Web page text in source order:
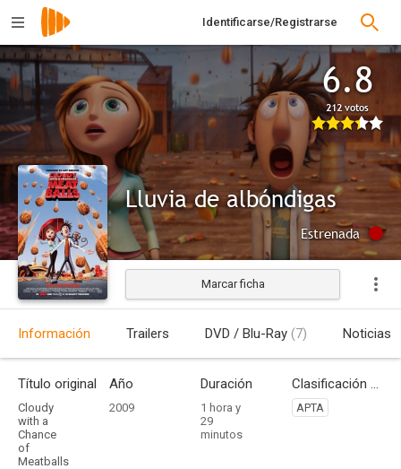
Identificarse/Registrarse
6.8
212 votos
Lluvia de albóndigas
Estrenada
Marcar ficha
Información Trailers DVD / Blu-Ray (7) Noticias
Título original
Cloudy
with a
Chance
of
Meatballs
Año
2009
Duración
1 hora y
29
minutos
Clasificación por edades
APTA